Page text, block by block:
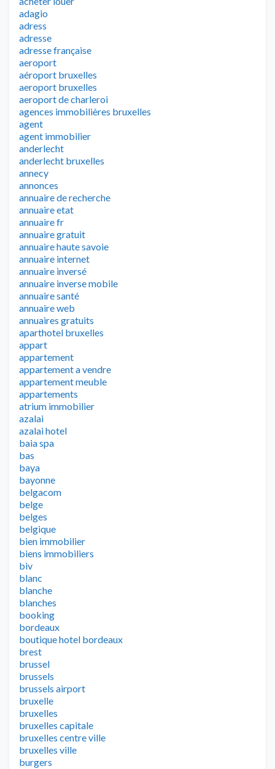
adagio
adress
adresse
adresse française
aeroport
aéroport bruxelles
aeroport bruxelles
aeroport de charleroi
agences immobilières bruxelles
agent
agent immobilier
anderlecht
anderlecht bruxelles
annecy
annonces
annuaire de recherche
annuaire etat
annuaire fr
annuaire gratuit
annuaire haute savoie
annuaire internet
annuaire inversé
annuaire inverse mobile
annuaire santé
annuaire web
annuaires gratuits
aparthotel bruxelles
appart
appartement
appartement a vendre
appartement meuble
appartements
atrium immobilier
azalai
azalai hotel
baia spa
bas
baya
bayonne
belgacom
belge
belges
belgique
bien immobilier
biens immobiliers
biv
blanc
blanche
blanches
booking
bordeaux
boutique hotel bordeaux
brest
brussel
brussels
brussels airport
bruxelle
bruxelles
bruxelles capitale
bruxelles centre ville
bruxelles ville
burgers